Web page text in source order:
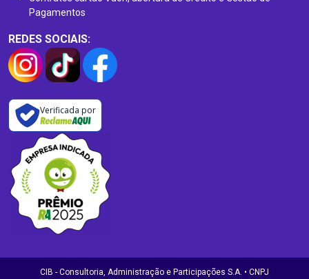
Pagamentos
REDES SOCIAIS:
Verificada por
CIB - Consultoria, Administração e Participações S.A. • CNPJ